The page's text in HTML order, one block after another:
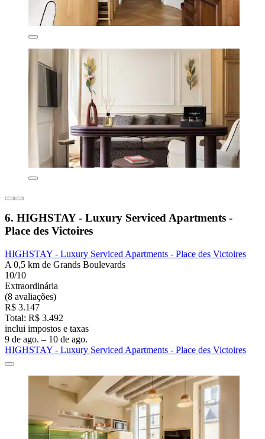
6. HIGHSTAY - Luxury Serviced Apartments -
Place des Victoires
HIGHSTAY - Luxury Serviced Apartments - Place des Victoires
A 0,5 km de Grands Boulevards
10/10
Extraordinária
(8 avaliações)
R$ 3.147
Total: R$ 3.492
inclui impostos e taxas
9 de ago. – 10 de ago.
HIGHSTAY - Luxury Serviced Apartments - Place des Victoires